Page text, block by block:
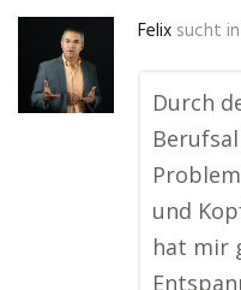
Felix sucht in
Durch
und
hat mir